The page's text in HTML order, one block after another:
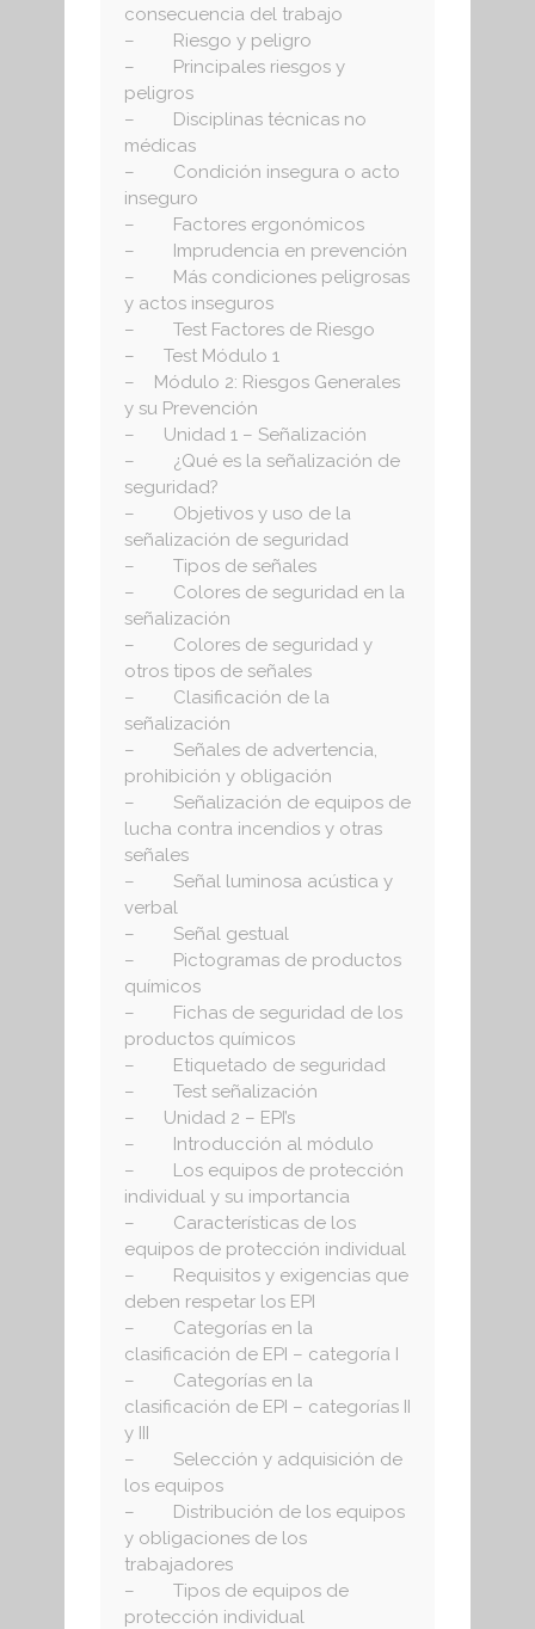
consecuencia del trabajo
– Riesgo y peligro
– Principales riesgos y
peligros
– Disciplinas técnicas no
médicas
– Condición insegura o acto
inseguro
– Factores ergonómicos
– Imprudencia en prevención
– Más condiciones peligrosas
y actos inseguros
– Test Factores de Riesgo
– Test Módulo 1
– Módulo 2: Riesgos Generales
y su Prevención
– Unidad 1 – Señalización
– ¿Qué es la señalización de
seguridad?
– Objetivos y uso de la
señalización de seguridad
– Tipos de señales
– Colores de seguridad en la
señalización
– Colores de seguridad y
otros tipos de señales
– Clasificación de la
señalización
– Señales de advertencia,
prohibición y obligación
– Señalización de equipos de
lucha contra incendios y otras
señales
– Señal luminosa acústica y
verbal
– Señal gestual
– Pictogramas de productos
químicos
– Fichas de seguridad de los
productos químicos
– Etiquetado de seguridad
– Test señalización
– Unidad 2 – EPI’s
– Introducción al módulo
– Los equipos de protección
individual y su importancia
– Características de los
equipos de protección individual
– Requisitos y exigencias que
deben respetar los EPI
– Categorías en la
clasificación de EPI – categoría I
– Categorías en la
clasificación de EPI – categorías II
y III
– Selección y adquisición de
los equipos
– Distribución de los equipos
y obligaciones de los
trabajadores
– Tipos de equipos de
protección individual